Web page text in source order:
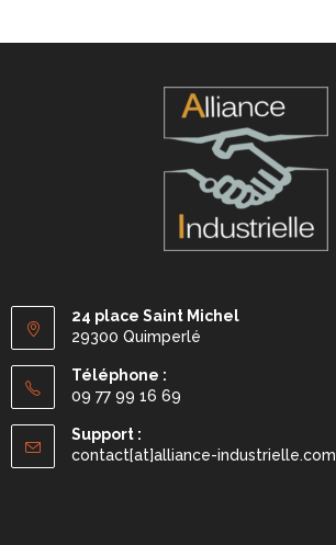
24 place Saint Michel
29300 Quimperlé
Téléphone :
09 77 99 16 69
Support :
contact[at]alliance-industrielle.com